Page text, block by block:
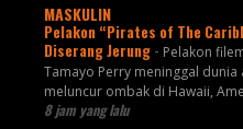
MASKULIN
Pelakon “Pirates of The
Diserang Jerung - Pelakon
Tamayo Perry meninggal
meluncur ombak di Hawaii,
8 jam yang lalu